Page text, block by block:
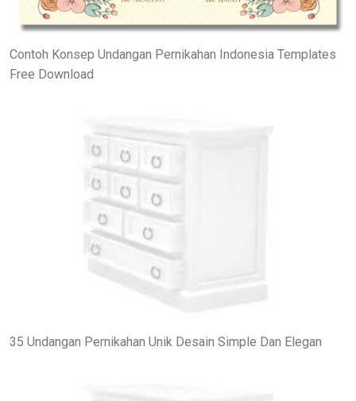
Contoh Konsep Undangan Pernikahan Indonesia Templates
Free Download
35 Undangan Pernikahan Unik Desain Simple Dan Elegan